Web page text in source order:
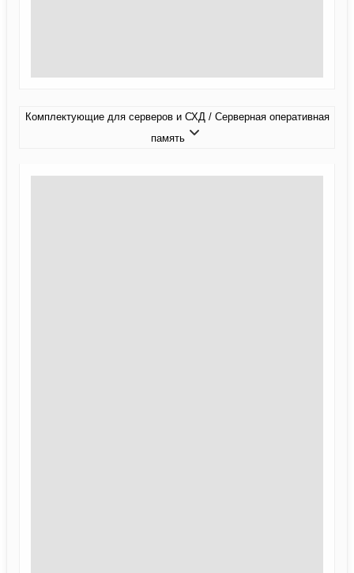
Комплектующие для серверов и СХД / Серверная оперативная
память